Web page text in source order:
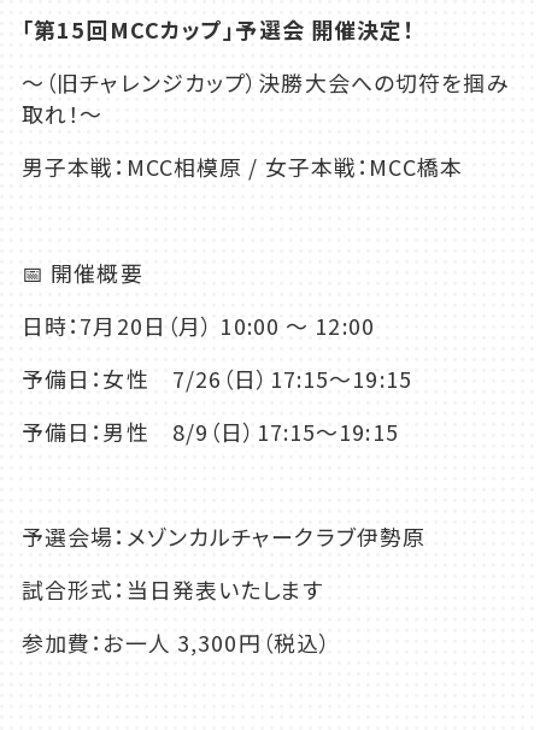
「第15回MCCカップ」予選会 開催決定！
〜（旧チャレンジカップ）決勝大会への切符を掴み
取れ！〜
男子本戦： MCC相模原 / 女子本戦： MCC橋本
📅 開催概要
日時：7月 20日（月） 10:00 〜 12:00
予備日：女性 7/26 （日） 17:15～19:15
予備日：男性 8/9 （日） 17:15～19:15
予選会場：メゾンカルチャークラブ伊勢原
試合形式：当日発表いたします
参加費：お一人 3,300円（税込）